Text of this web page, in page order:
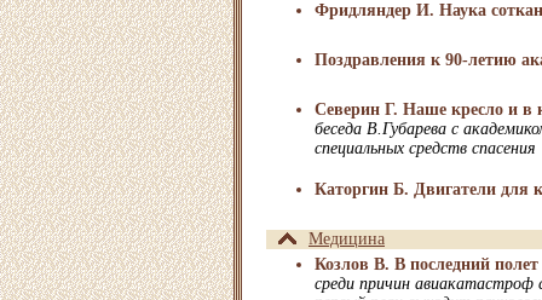
Фридляндер И. Наука
Поздравления к 90-летию
Северин Г. Наше кресло и в
беседа В.Губарева с
специальных средств спасения
Каторгин Б. Двигатели для
Медицина
Козлов В. В последний полет
среди причин